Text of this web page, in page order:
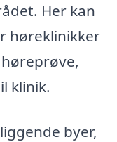
Her kan
høreklinikker
klinik.
byer,